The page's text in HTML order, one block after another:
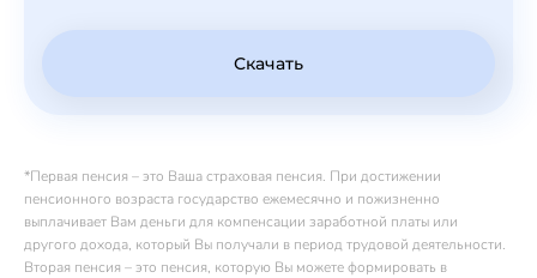
Скачать
*Первая пенсия – это Ваша страховая пенсия. При достижении
пенсионного возраста государство ежемесячно и пожизненно
выплачивает Вам деньги для компенсации заработной платы или
другого дохода, который Вы получали в период трудовой деятельности.
Вторая пенсия – это пенсия, которую Вы можете формировать в